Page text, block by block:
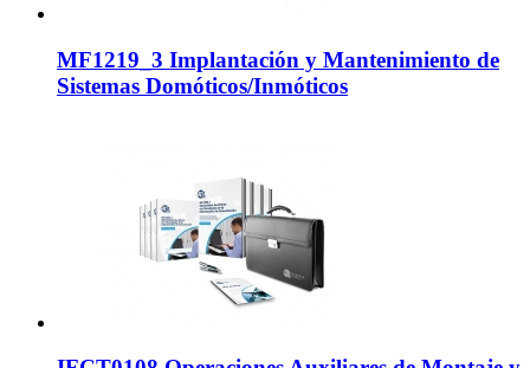
MF1219_3 Implantación y Mantenimiento de
Sistemas Domóticos/Inmóticos